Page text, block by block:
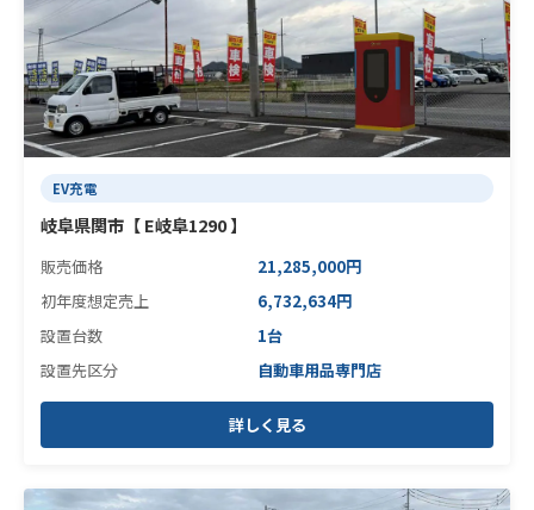
EV充電
岐阜県関市【 E岐阜1290 】
販売価格
21,285,000円
初年度想定売上
6,732,634円
設置台数
1台
設置先区分
自動車用品専門店
詳しく見る